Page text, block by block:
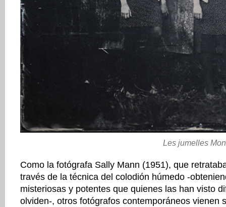
Les jumelles
Como la fotógrafa Sally Mann (1951), que
través de la técnica del colodión húmedo -
misteriosas y potentes que quienes las han visto
olviden-, otros fotógrafos contemporáneos vienen